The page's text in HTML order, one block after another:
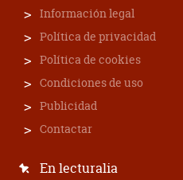
Información legal
Política de privacidad
Política de cookies
Condiciones de uso
Publicidad
Contactar
En lecturalia